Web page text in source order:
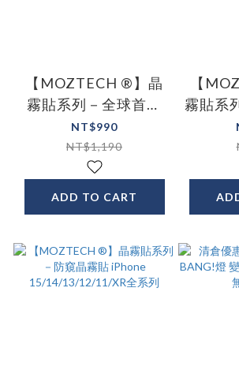
【MOZTECH ®】晶
霧貼系列－全球首創
無色抗藍光 iPhone
14/13/12/11/XR 全系
列
NT$990
NT$1,190
ADD TO CART
【
霧貼系
膜
14/13/